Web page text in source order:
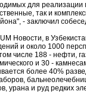
для реализации
так и
- заключил
Новости, в
и около 1000
числе 188 - нефти,
и 30 -
более 40%
урана и руд редких